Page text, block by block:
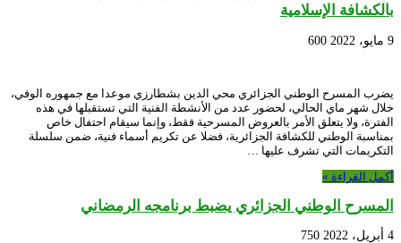
بالكشافة الإسلامية
9 مايو، 2022 600
يضرب المسرح الوطني الجزائري محي الدين بشطارزي موعدا مع جمهوره الوفي،
خلال شهر ماي الحالي، لحضور عدد من الأنشطة الفنية التي تستقبلها في هذه
الفترة، ولا يتعلق الأمر بالعروض المسرحية فقط، وإنما سيقام احتفال خاص
بمناسبة الوطني للكشافة الجزائرية، فضلا عن تكريم أسماء فنية، ضمن سلسلة
التكريمات التي تشرف عليها …
أكمل القراءة »
المسرح الوطني الجزائري يضبط برنامجه الرمضاني
4 أبريل، 2022 750